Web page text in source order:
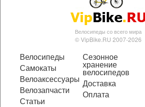
Велосипеды со всего мира
© VipBike.RU 2007-2026
Велосипеды
Самокаты
Велоаксессуары
Велозапчасти
Статьи
Сезонное
хранение
велосипедов
Доставка
Оплата